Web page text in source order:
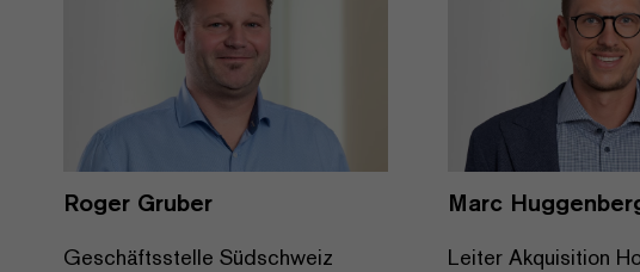
Roger Gruber
Geschäftsstelle Südschweiz
Marc
Leiter Akquisition